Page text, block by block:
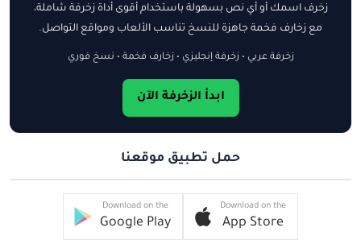
زخرف اسمك أو أي نص بسهولة باستخدام أقوى أداة زخرفة شاملة،
مع زخارف فخمة جاهزة للنسخ تناسب الألعاب ومواقع التواصل.
زخرفة عربي • زخرفة إنجليزي • زخارف فخمة • نسخ فوري
ابدأ الزخرفة الآن
حمل تطبيق موقعنا
Download on the
App Store
Download on the
Google Play